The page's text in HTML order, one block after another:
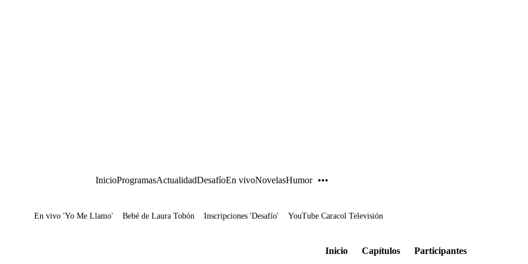
InicioProgramasActualidadDesafíoEn vivoNovelasHumor
Juegos
En vivo 'Yo Me Llamo' Bebé de Laura Tobón Inscripciones 'Desafío' YouTube Caracol Televisión
Inicio Capítulos Participantes